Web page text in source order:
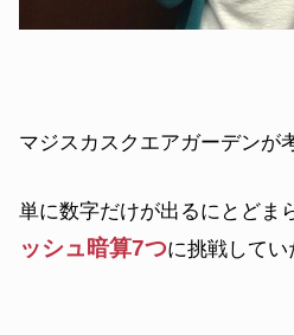
マジスカスクエアガーデンが
単に数字だけが出るにとどま
ッシュ暗算7つに挑戦してい